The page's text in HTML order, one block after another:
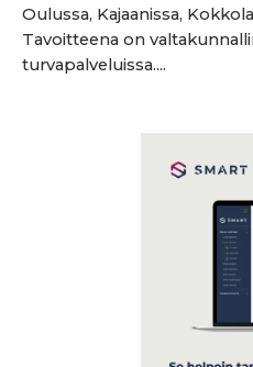
Oulussa, Kajaanissa,
Tavoitteena on
turvapalveluissa....